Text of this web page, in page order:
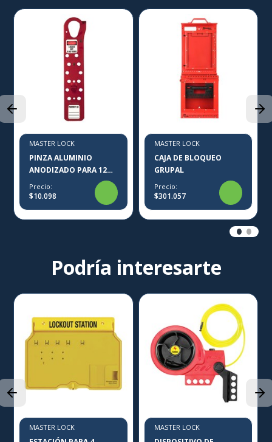
MASTER LOCK
PINZA ALUMINIO
ANODIZADO PARA 12
CANDADOS S440
Precio:
$10.098
MASTER LOCK
CAJA DE BLOQUEO
GRUPAL
Precio:
$301.057
Podría interesarte
MASTER LOCK MASTER LOCK